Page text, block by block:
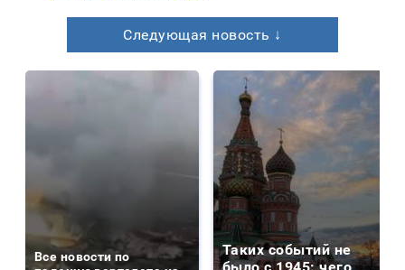
Следующая новость ↓
Все новости по
Таких событий не